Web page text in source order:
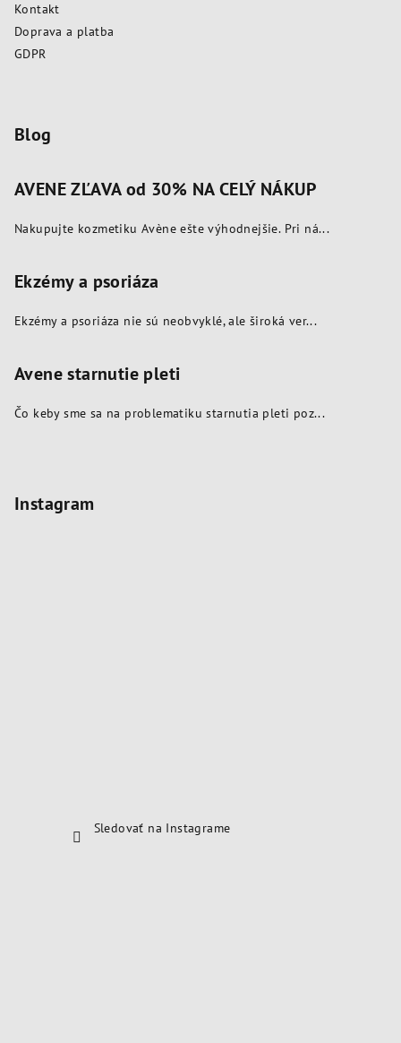
Kontakt
Doprava a platba
GDPR
Blog
AVENE ZĽAVA od 30% NA CELÝ NÁKUP
Nakupujte kozmetiku Avène ešte výhodnejšie. Pri ná...
Ekzémy a psoriáza
Ekzémy a psoriáza nie sú neobvyklé, ale široká ver...
Avene starnutie pleti
Čo keby sme sa na problematiku starnutia pleti poz...
Instagram
Sledovať na Instagrame